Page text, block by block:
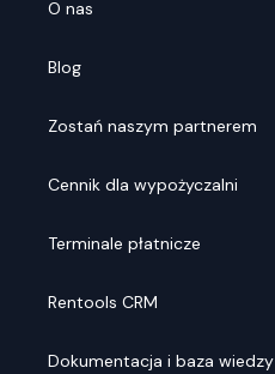
O nas
Blog
Zostań naszym partnerem
Cennik dla wypożyczalni
Terminale płatnicze
Rentools CRM
Dokumentacja i baza wiedzy